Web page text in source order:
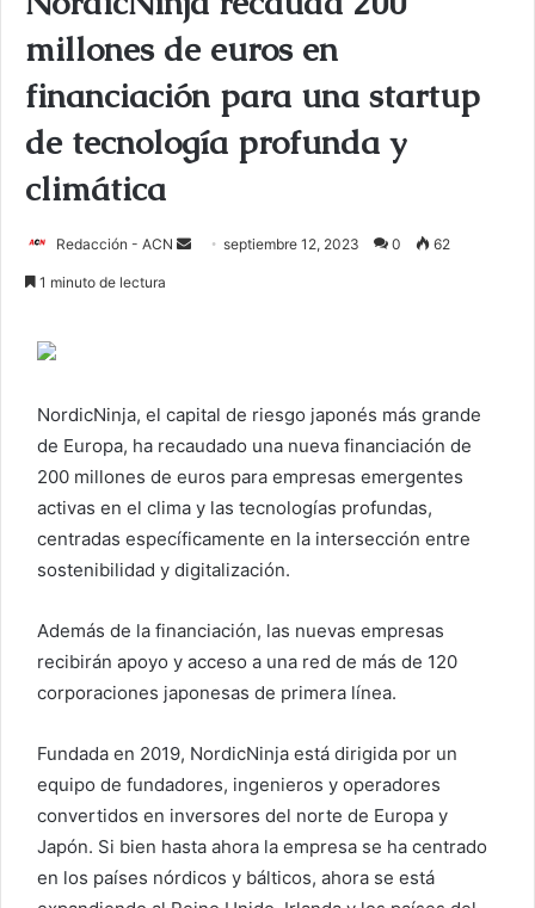
millones de euros en
financiación para una startup
de tecnología profunda y
climática
Redacción - ACN
u
n
c
o
l
e
t
r
ó
n
i
c
septiembre 12, 2023 0 62
1 minuto de lectura
NordicNinja, el capital de riesgo japonés más grande
de Europa, ha recaudado una nueva financiación de
200 millones de euros para empresas emergentes
activas en el clima y las tecnologías profundas,
centradas específicamente en la intersección entre
sostenibilidad y digitalización.
Además de la financiación, las nuevas empresas
recibirán apoyo y acceso a una red de más de 120
corporaciones japonesas de primera línea.
Fundada en 2019, NordicNinja está dirigida por un
equipo de fundadores, ingenieros y operadores
convertidos en inversores del norte de Europa y
Japón. Si bien hasta ahora la empresa se ha centrado
en los países nórdicos y bálticos, ahora se está